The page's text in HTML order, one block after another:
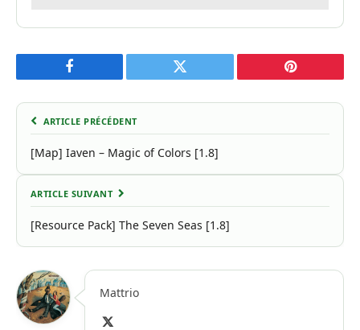
Facebook Twitter Pinterest
ARTICLE PRÉCÉDENT
[Map] Iaven – Magic of Colors [1.8]
ARTICLE SUIVANT
[Resource Pack] The Seven Seas [1.8]
Mattrio